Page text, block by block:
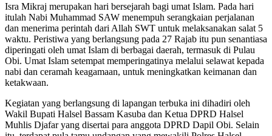
Isra Mikraj merupakan hari bersejarah bagi umat Islam. Pada hari
itulah Nabi Muhammad SAW menempuh serangkaian perjalanan
dan menerima perintah dari Allah SWT untuk melaksanakan salat 5
waktu. Peristiwa yang berlangsung pada 27 Rajab itu pun senantiasa
diperingati oleh umat Islam di berbagai daerah, termasuk di Pulau
Obi. Umat Islam setempat memperingatinya melalui selawat kepada
nabi dan ceramah keagamaan, untuk meningkatkan keimanan dan
ketakwaan.
Kegiatan yang berlangsung di lapangan terbuka ini dihadiri oleh
Wakil Bupati Halsel Bassam Kasuba dan Ketua DPRD Halsel
Muhlis Djafar yang disertai para anggota DPRD Dapil Obi. Selain